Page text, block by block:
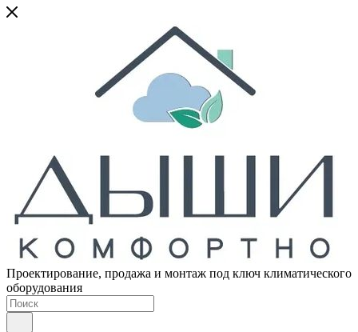
Проектирование, продажа и монтаж под ключ климатического
оборудования